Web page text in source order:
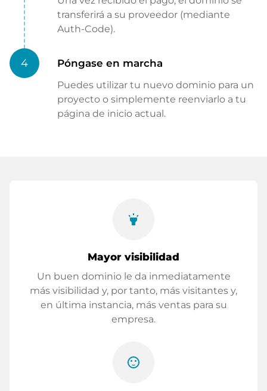
transferirá a su proveedor (mediante
Auth-Code).
4 Póngase en marcha
Puedes utilizar tu nuevo dominio para un
proyecto o simplemente reenviarlo a tu
página de inicio actual.
highlight
Mayor visibilidad
Un buen dominio le da inmediatamente
más visibilidad y, por tanto, más visitantes y,
en última instancia, más ventas para su
empresa.
sentiment_satisfied